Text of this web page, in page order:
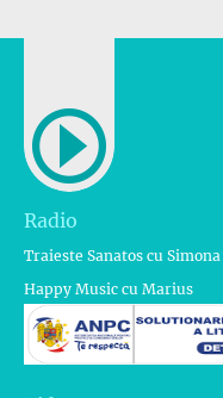
Radio
Traieste Sanatos cu Simona
Happy Music cu Marius